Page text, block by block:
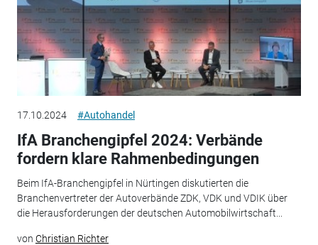
17.10.2024 #Autohandel
IfA Branchengipfel 2024: Verbände
fordern klare Rahmenbedingungen
Beim IfA-Branchengipfel in Nürtingen diskutierten die
Branchenvertreter der Autoverbände ZDK, VDK und VDIK über
die Herausforderungen der deutschen Automobilwirtschaft...
von Christian Richter